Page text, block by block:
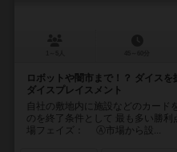
ロボットや闇市まで！？ ダイスを
ダイスプレイスメント
自社の敷地内に施設などのカード
のを終了条件として 最も多い勝
場フェイズ： Ⓐ市場から設...